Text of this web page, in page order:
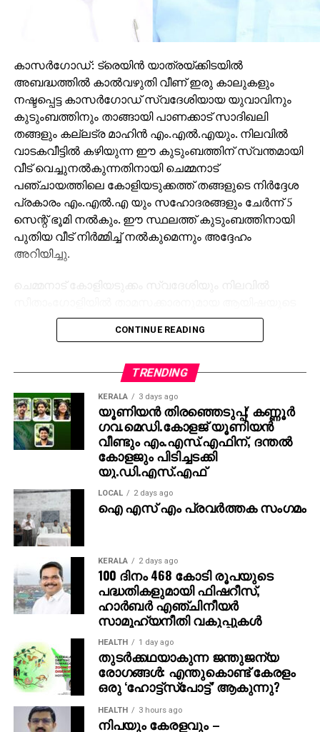
കാസര്‍ഗോഡ്: ട്രെയിന്‍ യാത്രയ്ക്കിടയില്‍
അബദ്ധത്തില്‍ കാല്‍വഴുതി വീണ് ഇരു കാലുകളും
നഷ്ടപ്പെട്ട കാസര്‍ഗോഡ് സ്വദേശിയായ യുവാവിനും
കുടുംബത്തിനും താങ്ങായി പാണക്കാട് സാദിഖലി
തങ്ങളും കല്ലട്ര മാഹിന്‍ എം.എല്‍.എയും. നിലവില്‍
വാടകവീട്ടില്‍ കഴിയുന്ന ഈ കുടുംബത്തിന് സ്വന്തമായി
വീട് വെച്ചുനല്‍കുന്നതിനായി ചെമ്മനാട്
പഞ്ചായത്തിലെ കോളിയടുക്കത്ത് തങ്ങളുടെ നിര്‍ദ്ദേശ
പ്രകാരം എം.എല്‍.എ യും സഹോദരങ്ങളും ചേര്‍ന്ന് 5
സെന്റ് ഭൂമി നല്‍കും. ഈ സ്ഥലത്ത് കുടുംബത്തിനായി
പുതിയ വീട് നിര്‍മ്മിച്ച് നല്‍കുമെന്നും അദ്ദേഹം
അറിയിച്ചു.
ചെമ്മനാട് കോളിയടുക്കം സ്വദേശിയും നിലവില്‍
മകന്‍ അര്‍ഷാദിനാണ് (24) കഴിഞ്ഞ ദിവസം
മാരാരിക്കുളം സ്റ്റേഷനില്‍ വെച്ചുണ്ടായ ദാരുണമായ
എറണാകുളത്തെ ആശുപത്രിയിലേക്ക്
ചെയ്യുകയായിരുന്നു അര്‍ഷാദ്. എറണാകുളം സ്റ്റേഷന്‍
പിന്നിട്ട വിവരം വൈകി മാത്രം മനസ്സിലാക്കിയ യുവാവ്,
മാരാരിക്കുളം സ്റ്റേഷനില്‍ വെച്ച് പുറത്തേക്ക് ഇറങ്ങാന്‍
ശ്രമിക്കുന്നതിനിടെ ചലിച്ചുകൊണ്ടിരുന്ന ട്രെയിനിന്റെ
അടിയിലേക്ക് വീഴുകയായിരുന്നു.
നിലവില്‍ ആലപ്പുഴ വണ്ടാനം മെഡിക്കല്‍ കോളേജ്
ആശുപത്രിയില്‍ ചികിത്സയില്‍ കഴിയുന്ന അര്‍ഷാദിന്,
എം.എല്‍.എയുടെ ഇടപെടലിനെ തുടര്‍ന്ന്
ആരോഗ്യവകുപ്പ് അധികൃതര്‍ വഴി മികച്ച അടിയന്തര
ചികിത്സാ സൗകര്യങ്ങള്‍ ലഭ്യമാക്കിയിട്ടുണ്ട്.
അപകടവിവരമറിഞ്ഞ ഉടന്‍ തന്നെ ആലപ്പുഴ ജില്ലാ
ലീഗ് നേതൃത്വത്തെയും കുടുംബസുഹൃത്തുക്കളെയും
ബന്ധപ്പെട്ട് ആശുപത്രിയില്‍ ആവശ്യമായ
സഹായങ്ങള്‍ എത്തിക്കാന്‍ എം.എല്‍.എയ്ക്ക്
സാധിച്ചിരുന്നു. എസ്.കെ.എസ്.എസ്.എഫ്
പ്രവര്‍ത്തകരുടെ സഹകരണത്തോടെ അര്‍ഷാദിന്റെ
ഉമ്മയ്ക്ക് ആവശ്യമായ താമസസൗകര്യവും അവിടെ
ഉറപ്പാക്കിയിട്ടുണ്ട്.
കുടുംബത്തിന്റെ സാമ്പത്തിക പിന്നാക്കാവസ്ഥ
CONTINUE READING
TRENDING
KERALA 3 days ago
യൂണിയന്‍ തിരഞ്ഞെടുപ്പ്; കണ്ണൂര്‍
ഗവ.മെഡി.കോളജ് യൂണിയന്‍
വീണ്ടും എം.എസ്.എഫിന്, ദന്തല്‍
കോളജും പിടിച്ചടക്കി
യു.ഡി.എസ്.എഫ്
LOCAL 2 days ago
ഐ എസ് എം പ്രവർത്തക സംഗമം
KERALA 2 days ago
100 ദിനം 468 കോടി രൂപയുടെ
പദ്ധതികളുമായി ഫിഷറീസ്,
ഹാര്‍ബര്‍ എഞ്ചിനീയര്‍
സാമൂഹ്യനീതി വകുപ്പുകള്‍
HEALTH 1 day ago
തുടർക്കഥയാകുന്ന ജന്തുജന്യ
രോഗങ്ങൾ: എന്തുകൊണ്ട് കേരളം
ഒരു ‘ഹോട്ട്‌സ്‌പോട്ട്’ ആകുന്നു?
HEALTH 3 hours ago
നിപയും കേരളവും –